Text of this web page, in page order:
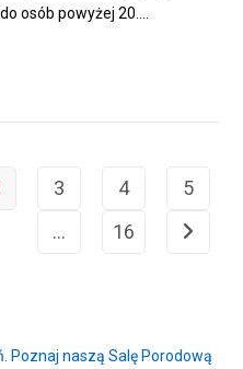
osób powyżej 20.…
3 4
5
…
16 Go to
Poznaj naszą Salę Porodową